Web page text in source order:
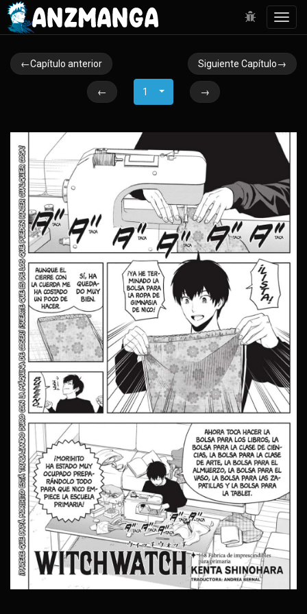
←Capítulo anterior Siguiente Capítulo→
← 1 →